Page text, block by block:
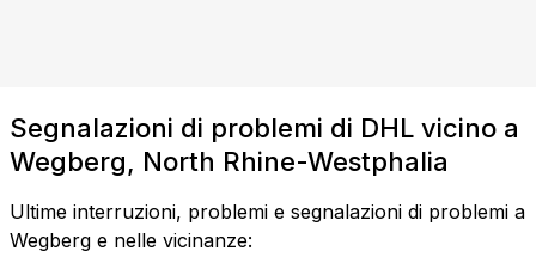
Segnalazioni di problemi di DHL vicino a
Wegberg, North Rhine-Westphalia
Ultime interruzioni, problemi e segnalazioni di problemi a
Wegberg e nelle vicinanze: